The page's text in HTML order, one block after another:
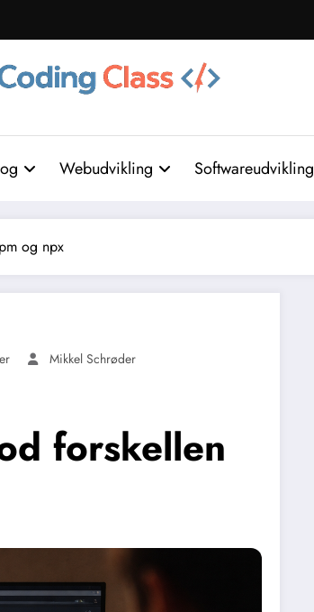
Webudvikling Softwareudvikling
og npx
Mikkel Schrøder
forskellen